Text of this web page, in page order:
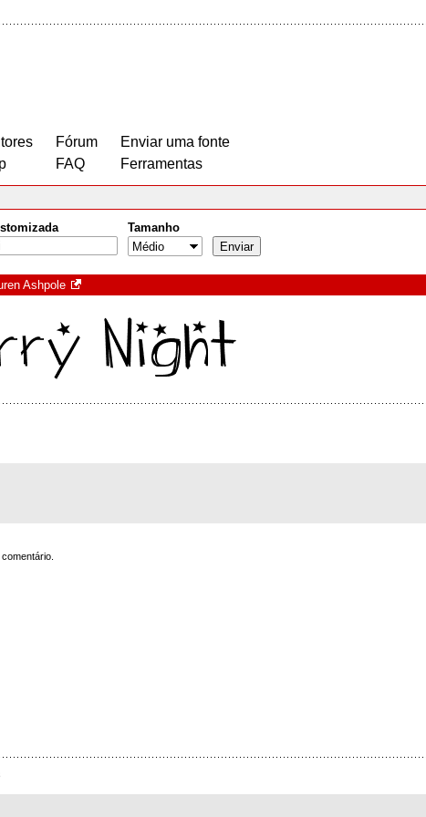
Fórum
FAQ
Enviar uma fonte
Ferramentas
Tamanho
Ashpole